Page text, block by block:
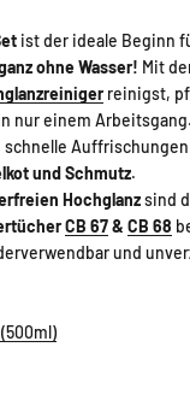
ist der ideale Beginn
ohne Wasser! Mit
reinigst,
nur einem
schnelle
und Schmutz.
Hochglanzsind
CB 67& CB 68
und